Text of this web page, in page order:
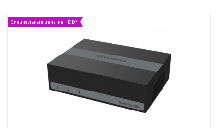
Специальные цены на HDD*